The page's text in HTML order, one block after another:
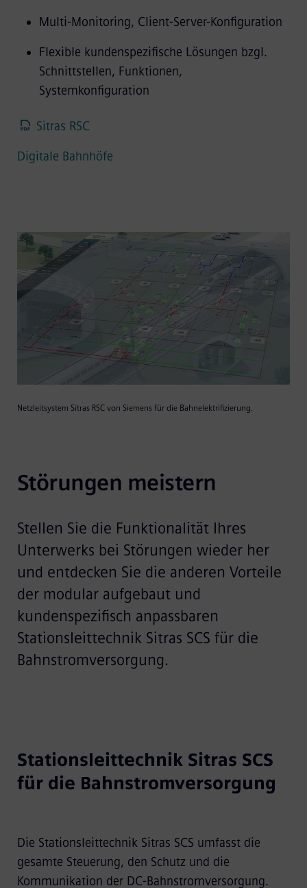
Multi-Monitoring, Client-Server-Konfiguration
Flexible kundenspezifische Lösungen bzgl.
Schnittstellen, Funktionen,
Systemkonfiguration
Sitras RSC
Digitale Bahnhöfe
Netzleitsystem Sitras RSC von Siemens für die Bahnelektrifizierung.
Störungen meistern
Stellen Sie die Funktionalität Ihres
Unterwerks bei Störungen wieder her
und entdecken Sie die anderen Vorteile
der modular aufgebaut und
kundenspezifisch anpassbaren
Stationsleittechnik Sitras SCS für die
Bahnstromversorgung.
Stationsleittechnik Sitras SCS
für die Bahnstromversorgung
Die Stationsleittechnik Sitras SCS umfasst die
gesamte Steuerung, den Schutz und die
Kommunikation der DC-Bahnstromversorgung.